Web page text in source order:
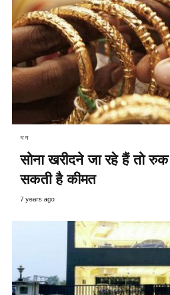
धन
सोना खरीदने जा रहे हैं तो
सकती है कीमत
7 years ago